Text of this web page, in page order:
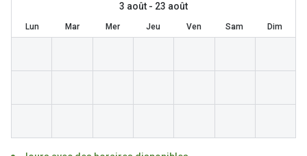
Formes
Lunettes
Lunettes
3 août - 23 août
Lun Mar Mer Jeu Ven Sam Dim